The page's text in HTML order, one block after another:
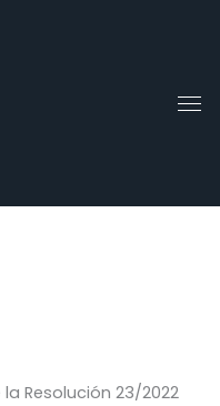
Resolución 23/2022